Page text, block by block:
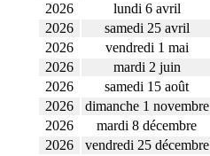
2026
lundi 6 avril
2026
samedi 25 avril
2026
vendredi 1 mai
2026
mardi 2 juin
2026
samedi 15 août
2026
dimanche 1 novembre
2026
mardi 8 décembre
2026
vendredi 25 décembre